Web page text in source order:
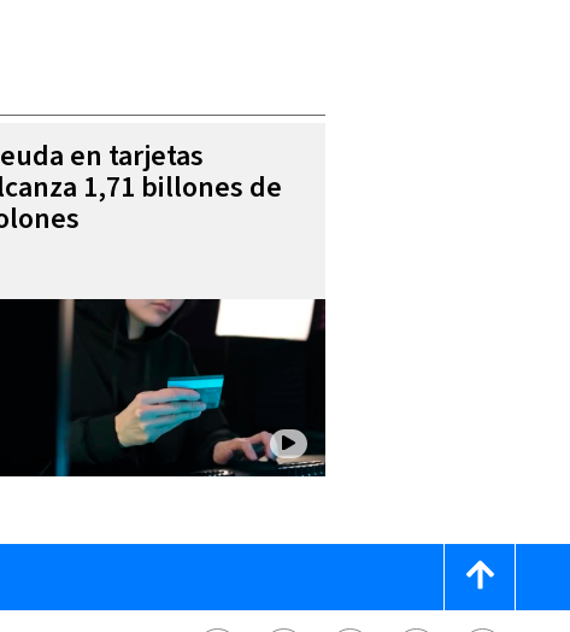
en tarjetas
1,71 billones de